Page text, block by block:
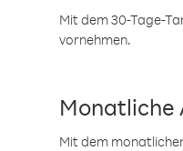
Mit dem 30-Tage-
vornehmen.
Monatliche
Mit dem